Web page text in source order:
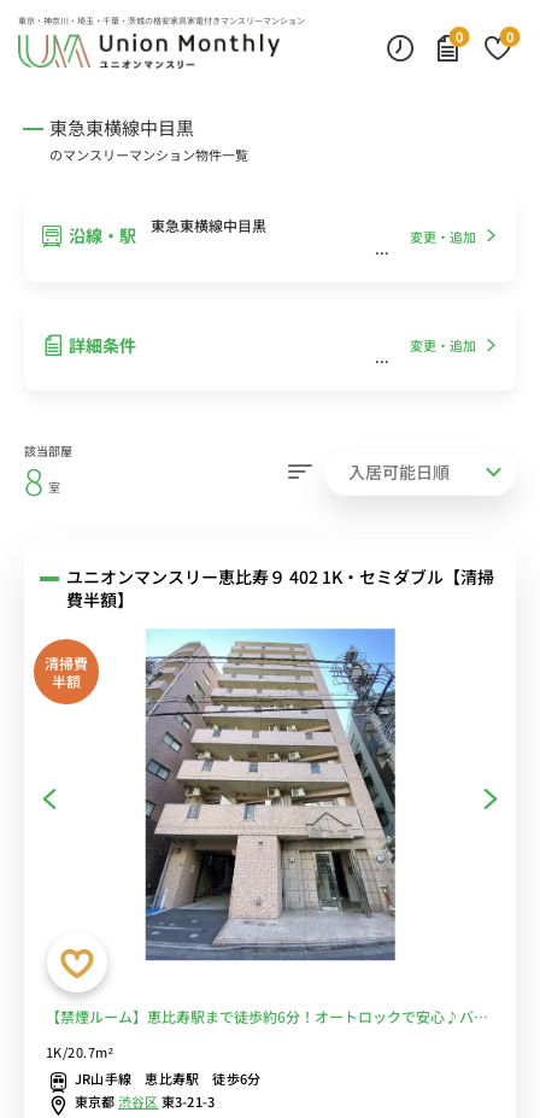
東京・神奈川・埼玉・千葉・茨城の格安家具家電付きマンスリーマンション
0
0
東急東横線中目黒
のマンスリーマンション物件一覧
沿線・駅 東急東横線中目黒
変更・追加
詳細条件 変更・追加
該当部屋
8 室
ユニオンマンスリー恵比寿９ 402 1K・セミダブル【清掃
費半額】
清掃費
半額
【禁煙ルーム】恵比寿駅まで徒歩約6分！オートロックで安心♪バス
だわりありのニューヨークモダンスタイルのお部屋■選べるWi-Fi格
安レンタル中！
1K/20.7m²
JR山手線 恵比寿駅 徒歩6分
東京都渋谷区東3-21-3